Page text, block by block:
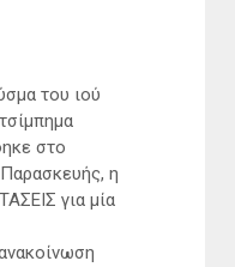
του ιού
στο
η
για μία